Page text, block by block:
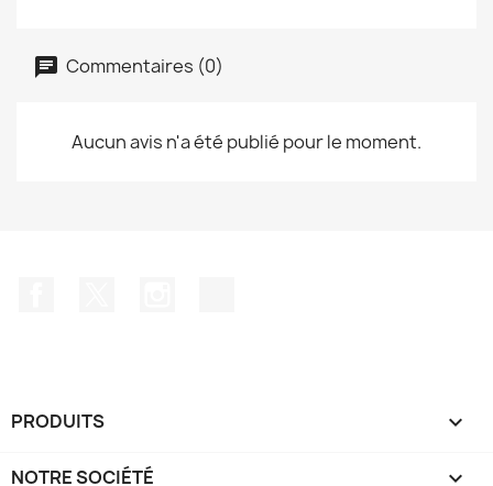
Commentaires (0)
Aucun avis n'a été publié pour le moment.
PRODUITS 
NOTRE SOCIÉTÉ 